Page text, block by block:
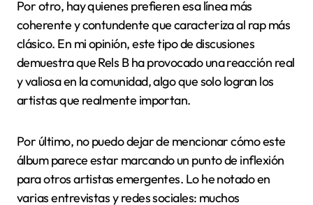
Por otro, hay quienes prefieren esa línea más
coherente y contundente que caracteriza al rap más
clásico. En mi opinión, este tipo de discusiones
demuestra que Rels B ha provocado una reacción real
y valiosa en la comunidad, algo que solo logran los
artistas que realmente importan.
Por último, no puedo dejar de mencionar cómo este
álbum parece estar marcando un punto de inflexión
para otros artistas emergentes. Lo he notado en
varias entrevistas y redes sociales: muchos